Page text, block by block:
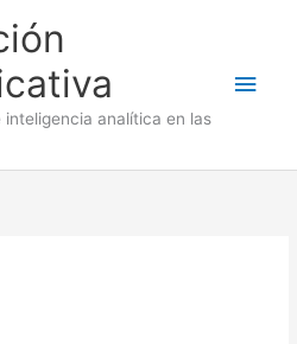
inteligencia analítica en las